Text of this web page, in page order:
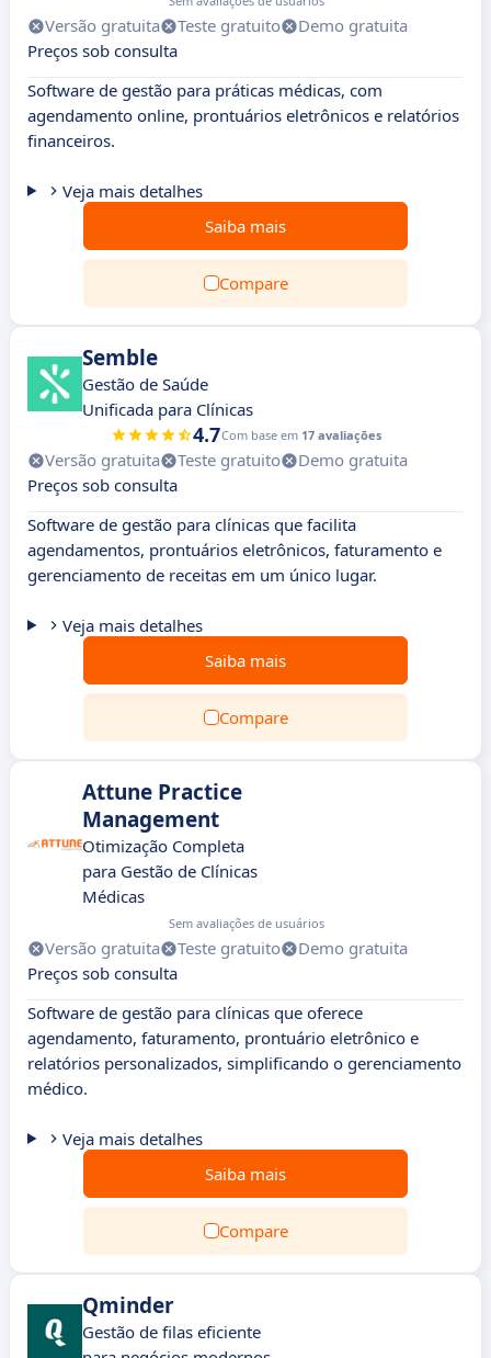
Versão gratuita Teste gratuito
Demo gratuita
Preços sob consulta
Software de gestão para práticas médicas, com
agendamento online, prontuários eletrônicos e relatórios
financeiros.
Veja mais detalhes
Saiba mais
Compare
Semble
Gestão de Saúde
Unificada para Clínicas
4.7Com base em 17 avaliações
Versão gratuita Teste gratuito
Demo gratuita
Preços sob consulta
Software de gestão para clínicas que facilita
agendamentos, prontuários eletrônicos, faturamento e
gerenciamento de receitas em um único lugar.
Veja mais detalhes
Saiba mais
Compare
Attune Practice
Management
Otimização Completa
para Gestão de Clínicas
Médicas
Sem avaliações de usuários
Versão gratuita Teste gratuito
Demo gratuita
Preços sob consulta
Software de gestão para clínicas que oferece
agendamento, faturamento, prontuário eletrônico e
relatórios personalizados, simplificando o gerenciamento
médico.
Veja mais detalhes
Saiba mais
Compare
Qminder
Gestão de filas eficiente